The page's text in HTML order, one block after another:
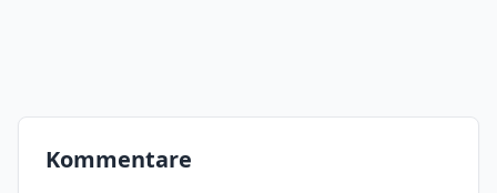
Kommentare